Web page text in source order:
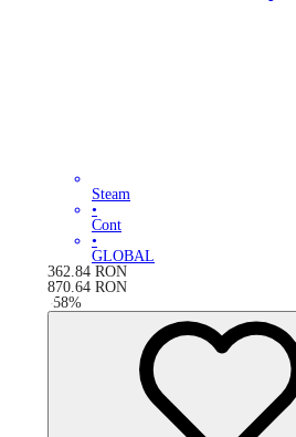
Steam
•
Cont
•
GLOBAL
362.84 RON
870.64 RON
-58%